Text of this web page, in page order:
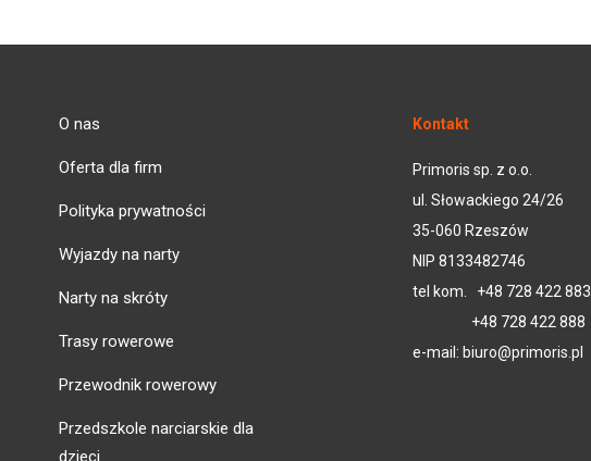
O nas
Oferta dla firm
Polityka prywatności
Wyjazdy na narty
Narty na skróty
Trasy rowerowe
Przewodnik rowerowy
Przedszkole narciarskie dla
dzieci
Kontakt
Primoris sp. z o.o.
ul. Słowackiego 24/26
35-060 Rzeszów
NIP 8133482746
tel kom. +48 728 422 883
+48 728 422 888
e-mail: biuro@primoris.pl